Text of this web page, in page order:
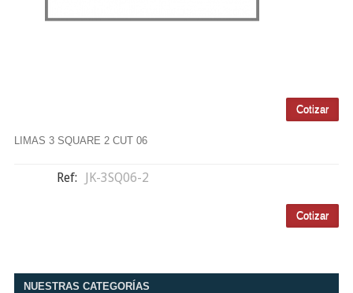
LIMAS 3 SQUARE 2 CUT 06
Ref: JK-3SQ06-2
NUESTRAS CATEGORÍAS